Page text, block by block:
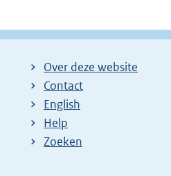
Over deze website
Contact
English
Help
Zoeken